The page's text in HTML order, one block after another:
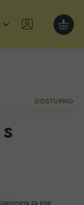
Moja
DOSTUPNO
za pse